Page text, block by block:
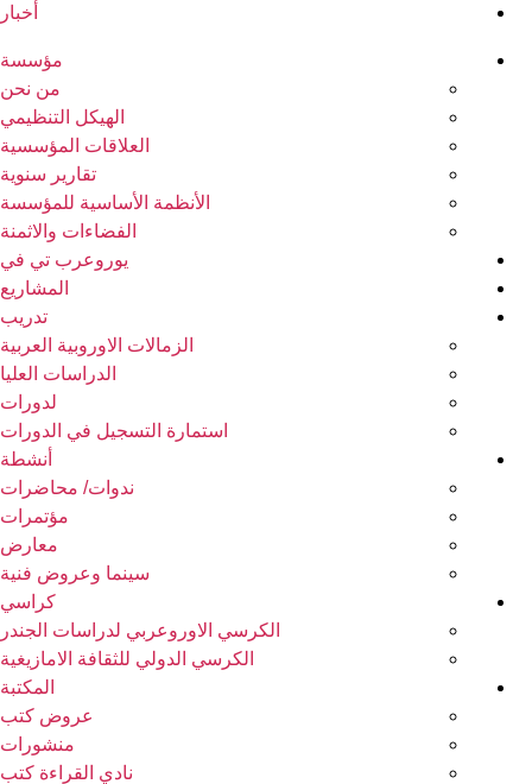
أخبار
مؤسسة
من نحن
الهيكل التنظيمي
العلاقات المؤسسية
تقارير سنوية
الأنظمة الأساسية للمؤسسة
الفضاءات والاثمنة
يوروعرب تي في
المشاريع
تدريب
الزمالات الاوروبية العربية
الدراسات العليا
لدورات
استمارة التسجيل في الدورات
أنشطة
ندوات/ محاضرات
مؤتمرات
معارض
سينما وعروض فنية
كراسي
الكرسي الاوروعربي لدراسات الجندر
الكرسي الدولي للثقافة الامازيغية
المكتبة
عروض كتب
منشورات
نادي القراءة كتب